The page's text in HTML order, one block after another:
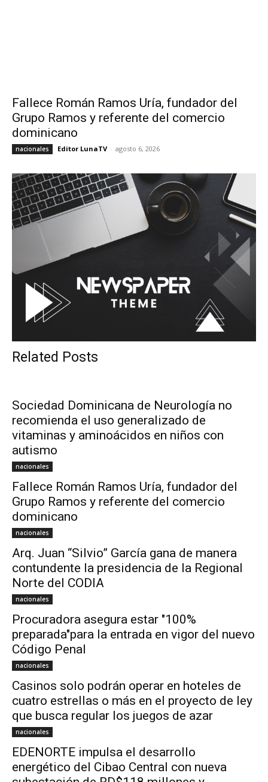
Fallece Román Ramos Uría, fundador del
Grupo Ramos y referente del comercio
dominicano
nacionales Editor LunaTV - agosto 6, 2026
Related Posts
Sociedad Dominicana de Neurología no
recomienda el uso generalizado de
vitaminas y aminoácidos en niños con
autismo
nacionales
Fallece Román Ramos Uría, fundador del
Grupo Ramos y referente del comercio
dominicano
nacionales
Arq. Juan “Silvio” García gana de manera
contundente la presidencia de la Regional
Norte del CODIA
nacionales
Procuradora asegura estar "100%
preparada"para la entrada en vigor del nuevo
Código Penal
nacionales
Casinos solo podrán operar en hoteles de
cuatro estrellas o más en el proyecto de ley
que busca regular los juegos de azar
nacionales
EDENORTE impulsa el desarrollo
energético del Cibao Central con nueva